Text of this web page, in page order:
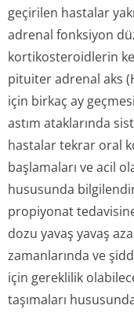
geçirilen hastalar
adrenal fonksiyon
kortikosteroidlerin
pituiter adrenal aks
için birkaç ay
astım ataklarında
hastalar tekrar oral
başlamaları ve acil
hususunda
propiyonat
dozu yavaş yavaş
zamanlarında ve
için gereklilik
taşımaları